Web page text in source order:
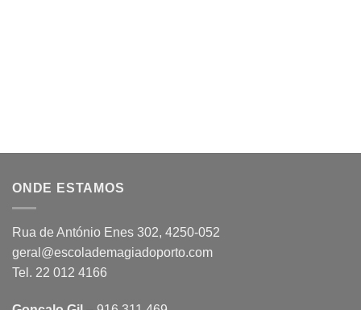
ONDE ESTAMOS
Rua de António Enes 302, 4250-052
geral@escolademagiadoporto.com
Tel. 22 012 4166